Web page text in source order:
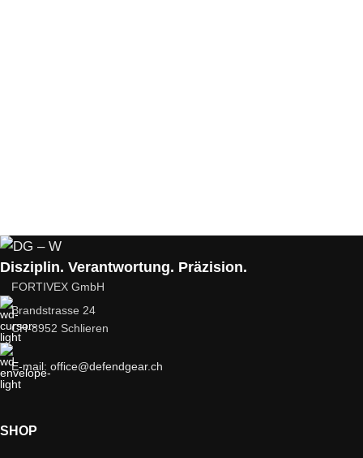
Disziplin. Verantwortung. Präzision.
FORTIVEX GmbH
Brandstrasse 24
CH-8952 Schlieren
E-mail: office@defendgear.ch
SHOP